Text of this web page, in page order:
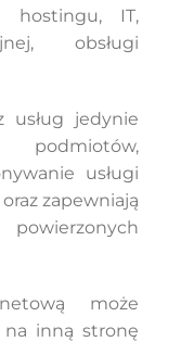
hostingu, IT,
obsługi
usług jedynie
usługi
zapewniają
może
na inną stronę